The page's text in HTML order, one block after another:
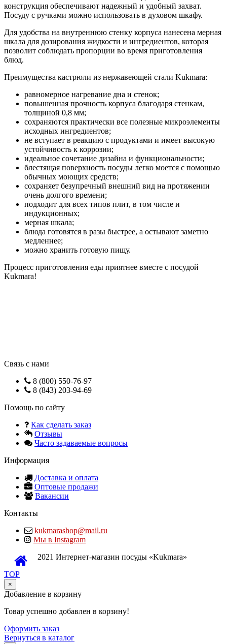
конструкция обеспечивают надежный и удобный захват.
Посуду с ручками можно использовать в духовом шкафу.
Для удобства на внутреннюю стенку корпуса нанесена мерная
шкала для дозирования жидкости и ингредиентов, которая
позволит соблюдать пропорции во время приготовления
блюд.
Преимущества кастрюли из нержавеющей стали Kukmara:
равномерное нагревание дна и стенок;
повышенная прочность корпуса благодаря стенкам,
толщиной 0,8 мм;
сохраняются практически все полезные микроэлементы
исходных ингредиентов;
не вступает в реакцию с продуктами и имеет высокую
устойчивость к коррозии;
идеальное сочетание дизайна и функциональности;
блестящая поверхность посуды легко моется с помощью
обычных моющих средств;
сохраняет безупречный внешний вид на протяжении
очень долгого времени;
подходит для всех типов плит, в том числе и
индукционных;
мерная шкала;
блюда готовятся в разы быстрее, а остывают заметно
медленнее;
можно хранить готовую пищу.
Процесс приготовления еды приятнее вместе с посудой
Kukmara!
Связь с нами
8 (800) 550-76-97
8 (843) 203-94-69
Помощь по сайту
Как сделать заказ
Отзывы
Часто задаваемые вопросы
Информация
Доставка и оплата
Оптовые продажи
Вакансии
Контакты
kukmarashop@mail.ru
Мы в Instagram
2021 Интернет-магазин посуды «Kukmara»
TOP
×
Добавление в корзину
Товар успешно добавлен в корзину!
Оформить заказ
Вернуться в каталог